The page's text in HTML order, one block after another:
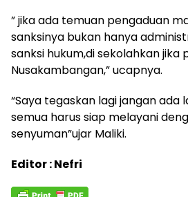
” jika ada temuan pengaduan
sanksinya bukan hanya
sanksi hukum,di sekolahkan jika
Nusakambangan,” ucapnya.
“Saya tegaskan lagi jangan ada
semua harus siap melayani
senyuman”ujar Maliki.
Editor : Nefri